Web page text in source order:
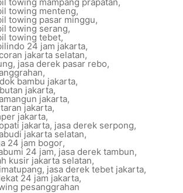
towing menteng,
towing pasar minggu,
towing serang,
towing tebet,
24 jam jakarta,
jakarta selatan,
, jasa derek pasar rebo,
,
bambu jakarta,
jakarta,
jakarta,
jakarta,
jakarta,
jakarta, jasa derek serpong,
jakarta selatan,
24 jam bogor,
24 jam, jasa derek tambun,
kusir jakarta selatan,
, jasa derek tebet jakarta,
24 jam jakarta,
pesanggrahan